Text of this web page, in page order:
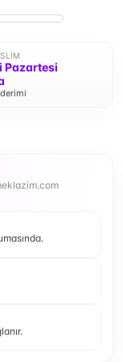
Pazartesi